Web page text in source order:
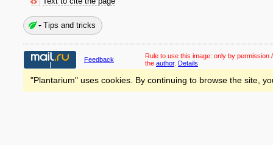
Tips and tricks
Feedback Rule to use this image: only by permission
the author. Details
"Plantarium" uses cookies. By continuing to browse the site,